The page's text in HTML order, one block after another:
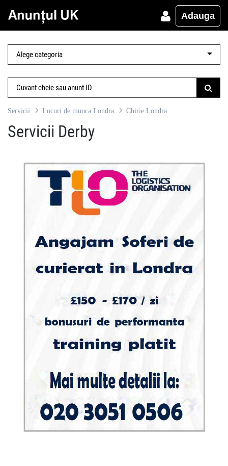
Adauga
Servicii Locuri de munca Londra Chirie Londra
Servicii Derby